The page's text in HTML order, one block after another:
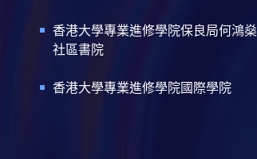
香港大學專業進修學院保良局何鴻燊
社區書院
香港大學專業進修學院國際學院